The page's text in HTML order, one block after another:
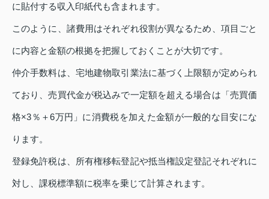
に貼付する収入印紙代も含まれます。
このように、諸費用はそれぞれ役割が異なるため、項目ごと
に内容と金額の根拠を把握しておくことが大切です。
仲介手数料は、宅地建物取引業法に基づく上限額が定められ
ており、売買代金が税込みで一定額を超える場合は「売買価
格×3％＋6万円」に消費税を加えた金額が一般的な目安にな
ります。
登録免許税は、所有権移転登記や抵当権設定登記それぞれに
対し、課税標準額に税率を乗じて計算されます。